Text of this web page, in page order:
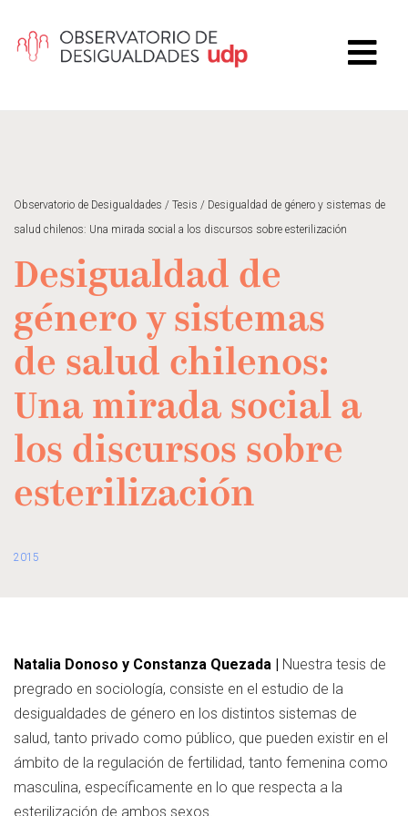
Observatorio de Desigualdades / Tesis / Desigualdad de género y sistemas de
salud chilenos: Una mirada social a los discursos sobre esterilización
Desigualdad de
género y sistemas
de salud chilenos:
Una mirada social a
los discursos sobre
esterilización
2015
Natalia Donoso y Constanza Quezada | Nuestra tesis de
pregrado en sociología, consiste en el estudio de la
desigualdades de género en los distintos sistemas de
salud, tanto privado como público, que pueden existir en el
ámbito de la regulación de fertilidad, tanto femenina como
masculina, específicamente en lo que respecta a la
esterilización de ambos sexos.